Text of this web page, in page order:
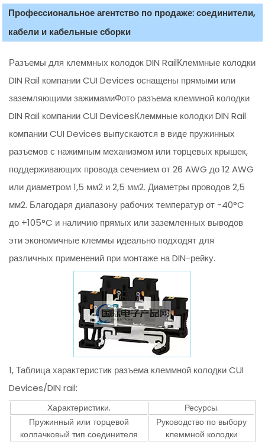
Профессиональное агентство по продаже: соединители,
кабели и кабельные сборки
Разъемы для клеммных колодок DIN RailКлеммные колодки
DIN Rail компании CUI Devices оснащены прямыми или
заземляющими зажимамиФото разъема клеммной колодки
DIN Rail компании CUI DevicesКлеммные колодки DIN Rail
компании CUI Devices выпускаются в виде пружинных
разъемов с нажимным механизмом или торцевых крышек,
поддерживающих провода сечением от 26 AWG до 12 AWG
или диаметром 1,5 мм2 и 2,5 мм2. Диаметры проводов 2,5
мм2. Благодаря диапазону рабочих температур от -40°C
до +105°C и наличию прямых или заземленных выводов
эти экономичные клеммы идеально подходят для
различных применений при монтаже на DIN-рейку.
1, Таблица характеристик разъема клеммной колодки CUI
Devices/DIN rail:
Характеристики.
Ресурсы.
Пружинный или торцевой
колпачковый тип соединителя
Руководство по выбору
клеммной колодки